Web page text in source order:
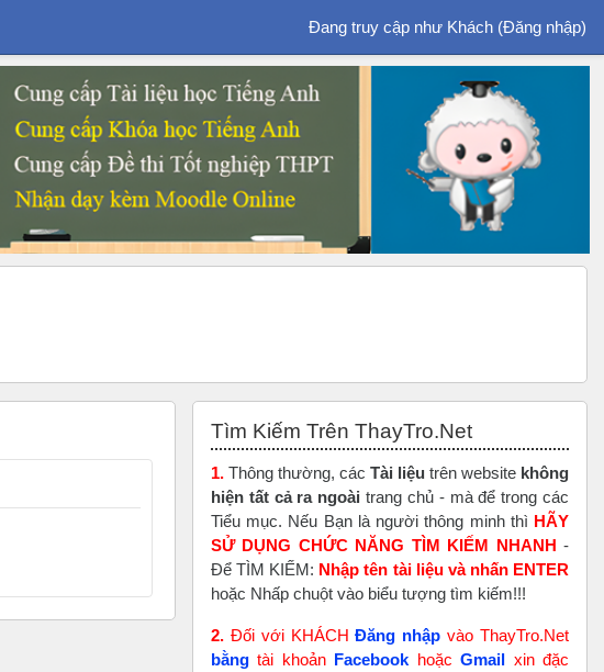
Đang truy cập như Khách (Đăng nhập)
Tìm Kiếm Trên ThayTro.Net
1. Thông thường, các Tài liệu trên website không
hiện tất cả ra ngoài trang chủ - mà để trong các
Tiểu mục. Nếu Bạn là người thông minh thì HÃY
SỬ DỤNG CHỨC NĂNG TÌM KIẾM NHANH -
Để TÌM KIẾM: Nhập tên tài liệu và nhấn ENTER
hoặc Nhấp chuột vào biểu tượng tìm kiếm!!!
2. Đối với KHÁCHĐăng nhập vào ThayTro.Net
bằng tài khoản Facebook hoặcGmail xin đặc